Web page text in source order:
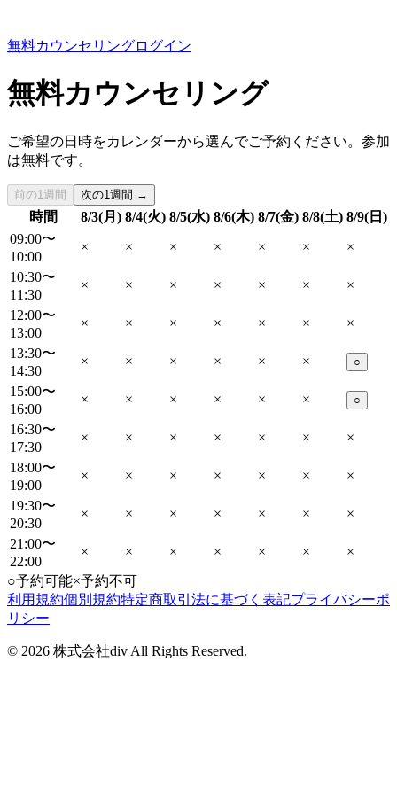
無料カウンセリングログイン
無料カウンセリング
ご希望の日時をカレンダーから選んでご予約ください。参加
は無料です。
前の1週間 次の1週間 →
時間 8/3(月) 8/4(火) 8/5(水) 8/6(木) 8/7(金) 8/8(土) 8/9(日)
09:00〜
10:00
× × × × × ×
×
10:30〜
11:30
× × × × × ×
×
12:00〜
13:00
× × × × × ×
×
13:30〜
14:30
× × × × × × ○
15:00〜
16:00
× × × × × × ○
16:30〜
17:30
× × × × × ×
×
18:00〜
19:00
× × × × × ×
×
19:30〜
20:30
× × × × × ×
×
21:00〜
22:00
× × × × × ×
×
○予約可能×予約不可
利用規約個別規約特定商取引法に基づく表記プライバシーポ
リシー
© 2026 株式会社div All Rights Reserved.